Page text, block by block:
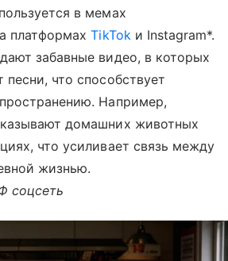
в мемах
платформахTikTokи Instagram*.
забавные видео, в которых
что способствует
Например,
домашних животных
что усиливает связь между
жизнью.
соцсеть